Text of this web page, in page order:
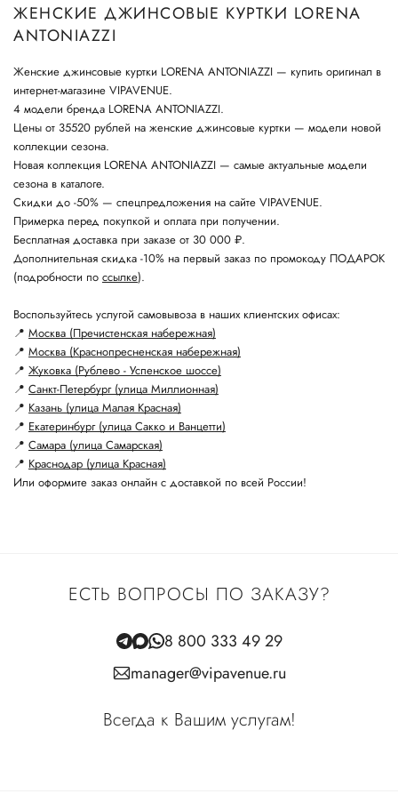
ЖЕНСКИЕ ДЖИНСОВЫЕ КУРТКИ LORENA
ANTONIAZZI
Женские джинсовые куртки LORENA ANTONIAZZI — купить оригинал в
интернет-магазине VIPAVENUE.
4 модели бренда LORENA ANTONIAZZI.
Цены от 35520 рублей на женские джинсовые куртки — модели новой
коллекции сезона.
Новая коллекция LORENA ANTONIAZZI — самые актуальные модели
сезона в каталоге.
Скидки до -50% — спецпредложения на сайте VIPAVENUE.
Примерка перед покупкой и оплата при получении.
Бесплатная доставка при заказе от 30 000 ₽.
Дополнительная скидка -10% на первый заказ по промокоду ПОДАРОК
(подробности по ссылке).
Воспользуйтесь услугой самовывоза в наших клиентских офисах:
📍 Москва (Пречистенская набережная)
📍 Москва (Краснопресненская набережная)
📍 Жуковка (Рублево - Успенское шоссе)
📍 Санкт-Петербург (улица Миллионная)
📍 Казань (улица Малая Красная)
📍 Екатеринбург (улица Сакко и Ванцетти)
📍 Самара (улица Самарская)
📍 Краснодар (улица Красная)
Или оформите заказ онлайн с доставкой по всей России!
ЕСТЬ ВОПРОСЫ ПО ЗАКАЗУ?
8 800 333 49 29
manager@vipavenue.ru
Всегда к Вашим услугам!